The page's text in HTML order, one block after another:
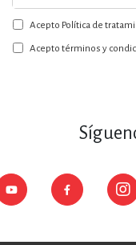
a
nuestro
boletín:
Acepto Política de
Acepto términos y